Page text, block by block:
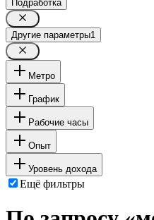
Подработка
Другие параметры1
Метро
График
Рабочие часы
Опыт
Уровень дохода
Ещё фильтры